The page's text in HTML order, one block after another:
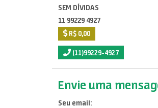
SEM DÍVIDAS
11 99229 4927
R$ 0,00
(11)99229-4927
Envie uma
Seu email: